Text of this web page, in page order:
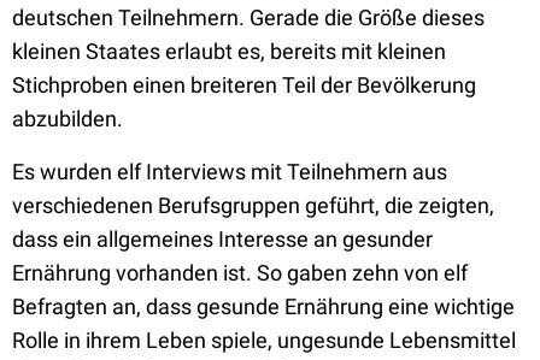
deutschen Teilnehmern. Gerade die Größe dieses
kleinen Staates erlaubt es, bereits mit kleinen
Stichproben einen breiteren Teil der Bevölkerung
abzubilden.
Es wurden elf Interviews mit Teilnehmern aus
verschiedenen Berufsgruppen geführt, die zeigten,
dass ein allgemeines Interesse an gesunder
Ernährung vorhanden ist. So gaben zehn von elf
Befragten an, dass gesunde Ernährung eine wichtige
Rolle in ihrem Leben spiele, ungesunde Lebensmittel